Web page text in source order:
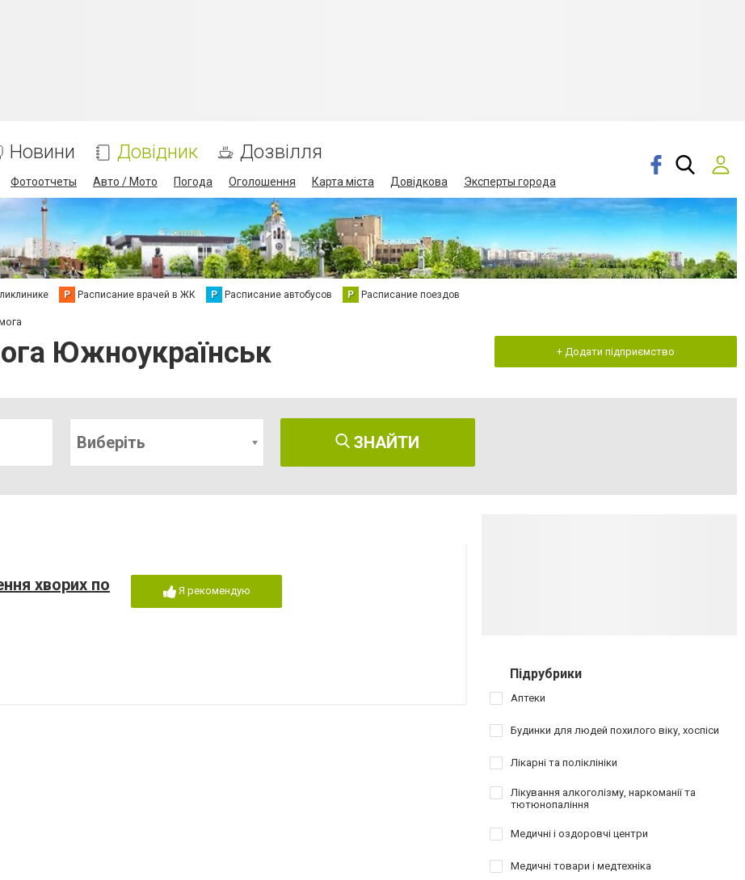
Новини Довідник Дозвілля
Фотоотчеты Авто / Мото Погода Оголошення Карта міста Довідкова Эксперты города
Р Расписание врачей в ЖК Р Расписание автобусов Р Расписание поездов
Южноукраїнськ + Додати підприємство
Виберіть ЗНАЙТИ
хворих по
Я рекомендую
Підрубрики
Аптеки
Будинки для людей похилого віку, хоспіси
Лікарні та поліклініки
Лікування алкоголізму, наркоманії та
тютюнопаління
Медичні і оздоровчі центри
Медичні товари і медтехніка